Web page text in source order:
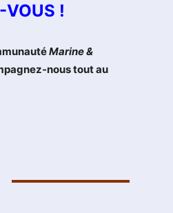
VOUS !
Marine &
nous tout au